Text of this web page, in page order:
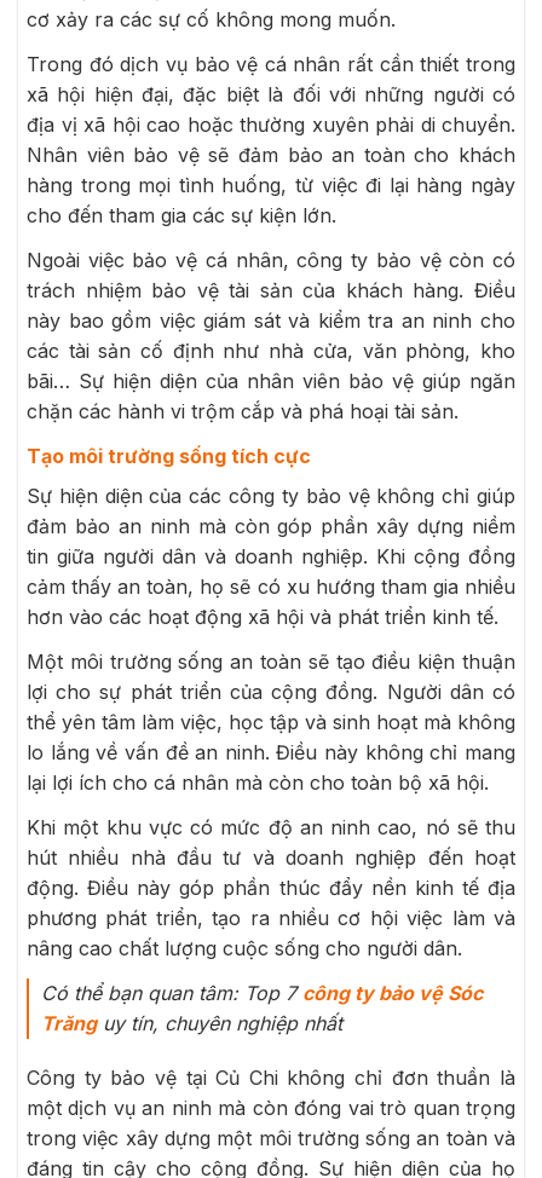
cơ xảy ra các sự cố không mong muốn.
Trong đó dịch vụ bảo vệ cá nhân rất cần thiết trong
xã hội hiện đại, đặc biệt là đối với những người có
địa vị xã hội cao hoặc thường xuyên phải di chuyển.
Nhân viên bảo vệ sẽ đảm bảo an toàn cho khách
hàng trong mọi tình huống, từ việc đi lại hàng ngày
cho đến tham gia các sự kiện lớn.
Ngoài việc bảo vệ cá nhân, công ty bảo vệ còn có
trách nhiệm bảo vệ tài sản của khách hàng. Điều
này bao gồm việc giám sát và kiểm tra an ninh cho
các tài sản cố định như nhà cửa, văn phòng, kho
bãi… Sự hiện diện của nhân viên bảo vệ giúp ngăn
chặn các hành vi trộm cắp và phá hoại tài sản.
Tạo môi trường sống tích cực
Sự hiện diện của các công ty bảo vệ không chỉ giúp
đảm bảo an ninh mà còn góp phần xây dựng niềm
tin giữa người dân và doanh nghiệp. Khi cộng đồng
cảm thấy an toàn, họ sẽ có xu hướng tham gia nhiều
hơn vào các hoạt động xã hội và phát triển kinh tế.
Một môi trường sống an toàn sẽ tạo điều kiện thuận
lợi cho sự phát triển của cộng đồng. Người dân có
thể yên tâm làm việc, học tập và sinh hoạt mà không
lo lắng về vấn đề an ninh. Điều này không chỉ mang
lại lợi ích cho cá nhân mà còn cho toàn bộ xã hội.
Khi một khu vực có mức độ an ninh cao, nó sẽ thu
hút nhiều nhà đầu tư và doanh nghiệp đến hoạt
động. Điều này góp phần thúc đẩy nền kinh tế địa
phương phát triển, tạo ra nhiều cơ hội việc làm và
nâng cao chất lượng cuộc sống cho người dân.
Có thể bạn quan tâm: Top 7 công ty bảo vệ Sóc
Trănguy tín, chuyên nghiệp nhất
Công ty bảo vệ tại Củ Chi không chỉ đơn thuần là
một dịch vụ an ninh mà còn đóng vai trò quan trọng
trong việc xây dựng một môi trường sống an toàn và
đáng tin cậy cho cộng đồng. Sự hiện diện của họ